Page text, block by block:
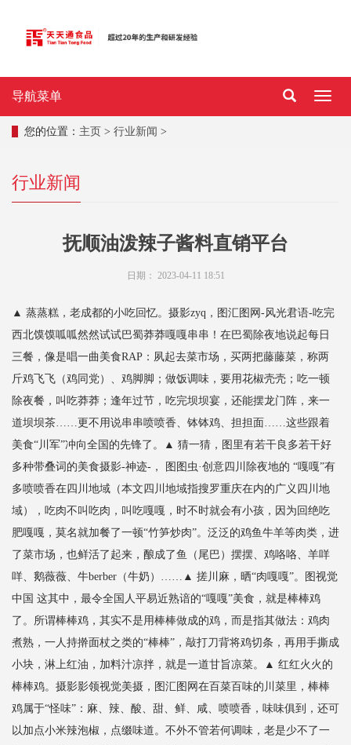
导
导航菜单
您的位置： 主页 > 行业新闻 >
行业新闻
抚顺油泼辣子酱料直销平台
日期： 2023-04-11 18:51
▲ 蒸蒸糕，老成都的小吃回忆。摄影zyq，图汇图网-风光君语-吃完
西北馍馍呱呱然然试试巴蜀莽莽嘎嘎串串！在巴蜀除夜地说起每日
三餐，像是唱一曲美食RAP：夙起去菜市场，买两把藤藤菜，称两
斤鸡飞飞（鸡同党）、鸡脚脚；做饭调味，要用花椒壳壳；吃一顿
除夜餐，叫吃莽莽；逢年过节，吃完坝坝宴，还能摆龙门阵，来一
道坝坝茶……更不用说串串喷喷香、钵钵鸡、担担面……这些跟着
美食“川军”冲向全国的先锋了。▲ 猜一猜，图里有若干良多若干好
多种带叠词的美食摄影-神迹-， 图图虫·创意四川除夜地的 “嘎嘎”有
多喷喷香在四川地域（本文四川地域指搜罗重庆在内的广义四川地
域），吃肉不叫吃肉，叫吃嘎嘎，时不时就会有小孩，因为回绝吃
肥嘎嘎，莫名就加餐了一顿“竹笋炒肉”。泛泛的鸡鱼牛羊等肉类，进
了菜市场，也鲜活了起来，酿成了鱼（尾巴）摆摆、鸡咯咯、羊咩
咩、鹅薇薇、牛berber（牛奶）……▲ 搓川麻，晒“肉嘎嘎”。图视觉
中国 这其中，最令全国人平易近熟谙的“嘎嘎”美食，就是棒棒鸡
了。所谓棒棒鸡，其实不是用棒棒做成的鸡，而是指其做法：鸡肉
煮熟，一人持擀面杖之类的“棒棒”，敲打刀背将鸡切条，再用手撕成
小块，淋上红油，加料汁凉拌，就是一道甘旨凉菜。▲ 红红火火的
棒棒鸡。摄影影领视觉美摄，图汇图网在百菜百味的川菜里，棒棒
鸡属于“怪味”：麻、辣、酸、甜、鲜、咸、喷喷香，味味俱到，还可
以加点小米辣泡椒，点缀味道。不外不管若何调味，老是少不了一